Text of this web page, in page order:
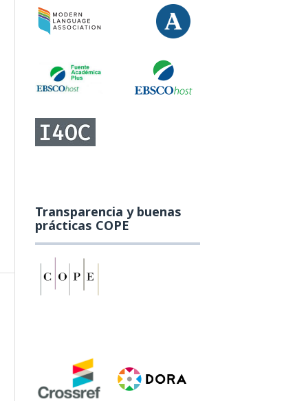
Transparencia y buenas
prácticas COPE